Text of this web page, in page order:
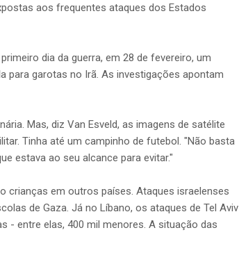
aos frequentes ataques dos Estados
dia da guerra, em 28 de fevereiro, um
para garotas no Irã. As investigações apontam
Mas, diz Van Esveld, as imagens de satélite
Tinha até um campinho de futebol. "Não basta
estava ao seu alcance para evitar."
crianças em outros países. Ataques israelenses
de Gaza. Já no Líbano, os ataques de Tel Aviv
- entre elas, 400 mil menores. A situação das